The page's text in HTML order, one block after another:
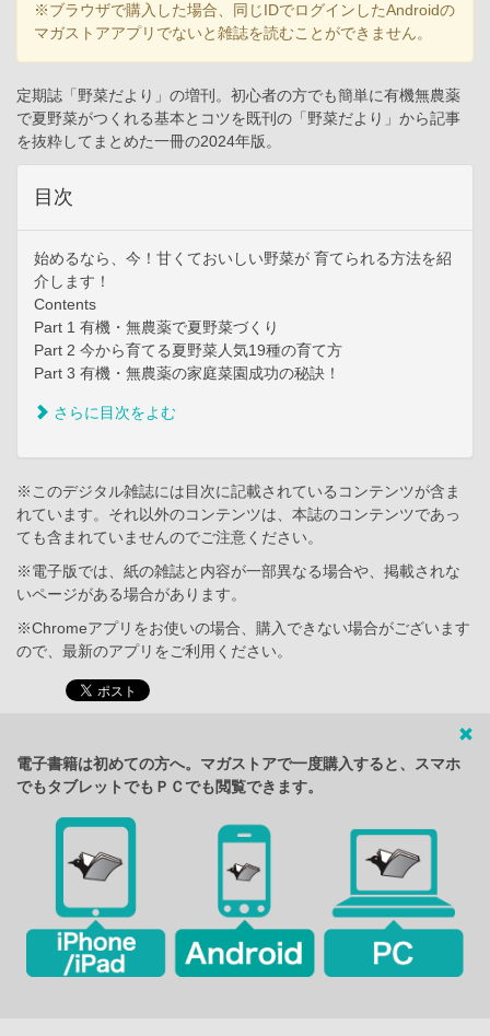
※ブラウザで購入した場合、同じIDでログインしたAndroidの
マガストアアプリでないと雑誌を読むことができません。
定期誌「野菜だより」の増刊。初心者の方でも簡単に有機無農薬
で夏野菜がつくれる基本とコツを既刊の「野菜だより」から記事
を抜粋してまとめた一冊の2024年版。
目次
始めるなら、今！甘くておいしい野菜が 育てられる方法を紹
介します！
Contents
Part 1 有機・無農薬で夏野菜づくり
Part 2 今から育てる夏野菜人気19種の育て方
Part 3 有機・無農薬の家庭菜園成功の秘訣！
さらに目次をよむ
※このデジタル雑誌には目次に記載されているコンテンツが含ま
れています。それ以外のコンテンツは、本誌のコンテンツであっ
ても含まれていませんのでご注意ください。
※電子版では、紙の雑誌と内容が一部異なる場合や、掲載されな
いページがある場合があります。
※Chromeアプリをお使いの場合、購入できない場合がございます
ので、最新のアプリをご利用ください。
電子書籍は初めての方へ。マガストアで一度購入すると、スマホ
でもタブレットでもＰＣでも閲覧できます。